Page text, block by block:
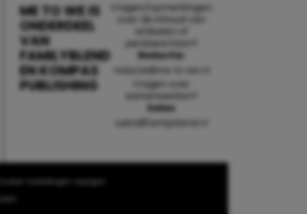
ME TO WE IS
ONDERDEEL
VAN
FAMILYBLEND
EN KOMPAS
PUBLISHING
Vragen/opmerkingen
over de inhoud van
artikelen of
persberichten?
Redactie:
redactie@me-to-we.nl
Vragen over
samenwerken?
Sales:
sales@familyblend.nl
Cookie-instellingen wijzigen